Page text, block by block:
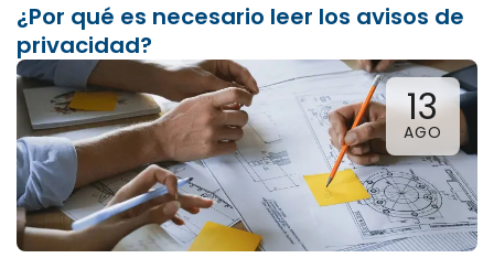
¿Por qué es necesario leer los avisos de
privacidad?
13
AGO